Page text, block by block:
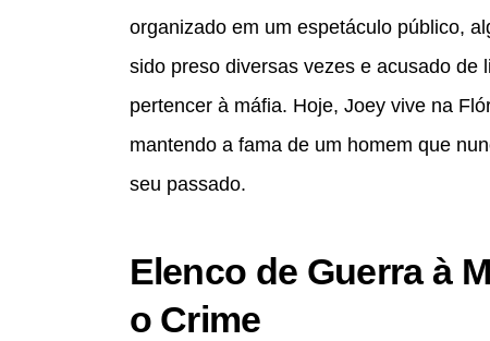
organizado em um espetáculo público,
sido preso diversas vezes e acusado de
pertencer à máfia. Hoje, Joey vive na
mantendo a fama de um homem que
seu passado.
Elenco de Guerra à
o Crime